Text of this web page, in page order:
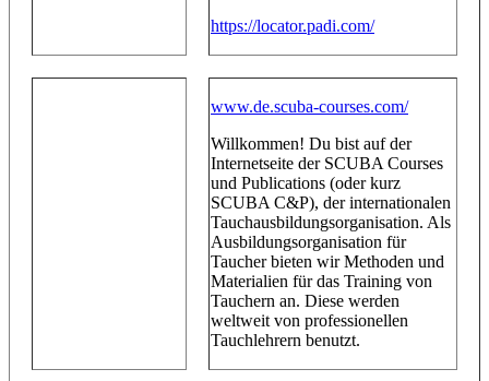
https://locator.padi.com/
www.de.scuba-courses.com/
Willkommen! Du bist auf der
Internetseite der SCUBA Courses
und Publications (oder kurz
SCUBA C&P), der internationalen
Tauchausbildungsorganisation. Als
Ausbildungsorganisation für
Taucher bieten wir Methoden und
Materialien für das Training von
Tauchern an. Diese werden
weltweit von professionellen
Tauchlehrern benutzt.